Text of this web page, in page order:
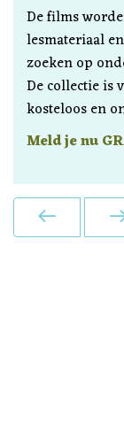
De films
lesmateriaal
zoeken op
De collectie is
kosteloos en
Meld je nu